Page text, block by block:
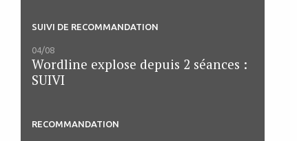
SUIVI DE RECOMMANDATION
04/08
Wordline explose depuis 2 séances :
SUIVI
RECOMMANDATION